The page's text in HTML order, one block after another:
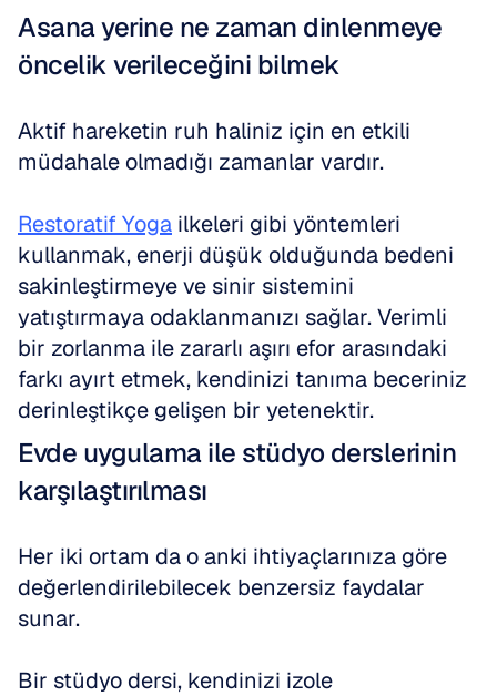
Asana yerine ne zaman dinlenmeye
öncelik verileceğini bilmek
Aktif hareketin ruh haliniz için en etkili
müdahale olmadığı zamanlar vardır.
Restoratif Yoga ilkeleri gibi yöntemleri
kullanmak, enerji düşük olduğunda bedeni
sakinleştirmeye ve sinir sistemini
yatıştırmaya odaklanmanızı sağlar. Verimli
bir zorlanma ile zararlı aşırı efor arasındaki
farkı ayırt etmek, kendinizi tanıma beceriniz
derinleştikçe gelişen bir yetenektir.
Evde uygulama ile stüdyo derslerinin
karşılaştırılması
Her iki ortam da o anki ihtiyaçlarınıza göre
değerlendirilebilecek benzersiz faydalar
sunar.
Bir stüdyo dersi, kendinizi izole